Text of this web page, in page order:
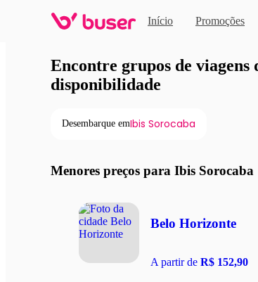
Início Promoções
Viagens de ônibus
Encontre grupos de viagens
disponibilidade
Desembarque emIbis Sorocaba
Menores preços para Ibis Sorocaba
Belo Horizonte
A partir de R$ 152,90